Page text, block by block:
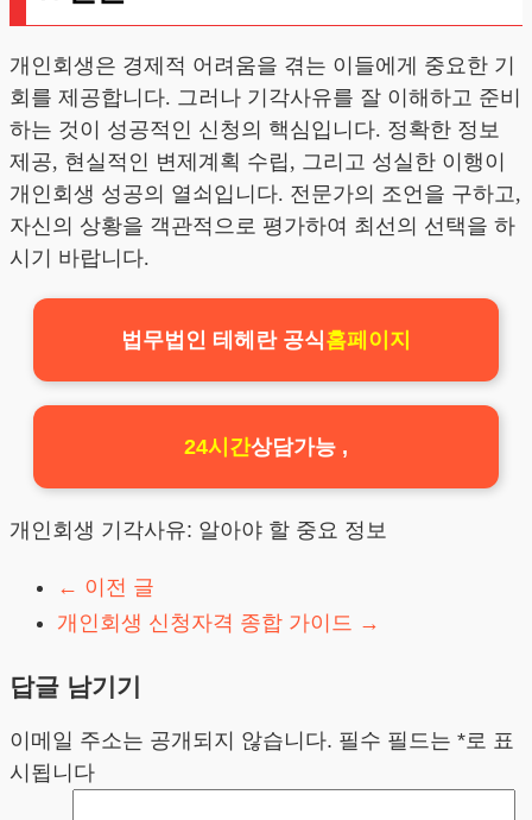
개인회생은 경제적 어려움을 겪는 이들에게 중요한 기
회를 제공합니다. 그러나 기각사유를 잘 이해하고 준비
하는 것이 성공적인 신청의 핵심입니다. 정확한 정보
제공, 현실적인 변제계획 수립, 그리고 성실한 이행이
개인회생 성공의 열쇠입니다. 전문가의 조언을 구하고,
자신의 상황을 객관적으로 평가하여 최선의 선택을 하
시기 바랍니다.
법무법인 테헤란 공식홈페이지
24시간상담가능 ,
개인회생 기각사유: 알아야 할 중요 정보
← 이전 글
개인회생 신청자격 종합 가이드 →
답글 남기기
이메일 주소는 공개되지 않습니다. 필수 필드는 *로 표
시됩니다